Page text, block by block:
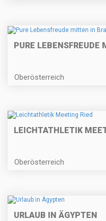
PURE
Oberösterreich
LEICHTATHLETIK
Oberösterreich
URLAUB IN ÄGYPTEN